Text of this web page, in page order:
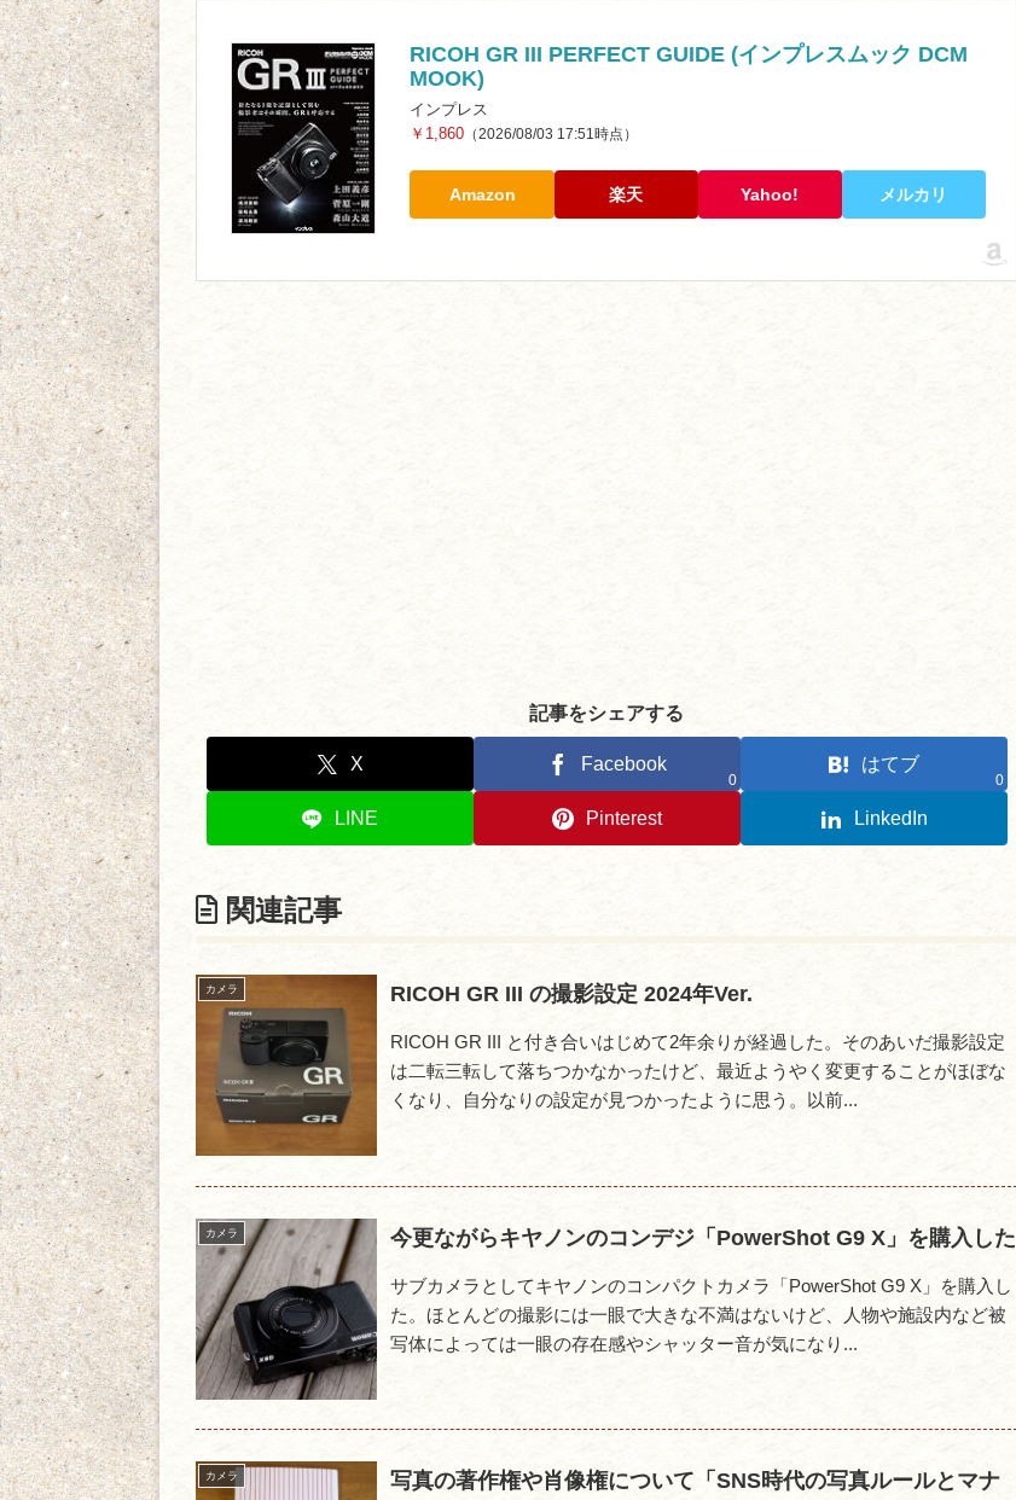
RICOH GR III PERFECT GUIDE (インプレスムック DCM
MOOK)
インプレス
￥1,860 （2026/08/03 17:51時点）
Amazon 楽天 Yahoo! メルカリ
記事をシェアする
X Facebook
0
はてブ
0
LINE Pinterest LinkedIn
関連記事
カメラ RICOH GR III の撮影設定 2024年Ver.
RICOH GR III と付き合いはじめて2年余りが経過した。そのあいだ撮影設定
は二転三転して落ちつかなかったけど、最近ようやく変更することがほぼな
くなり、自分なりの設定が見つかったように思う。以前...
カメラ 今更ながらキヤノンのコンデジ「PowerShot G9 X」を購入した
サブカメラとしてキヤノンのコンパクトカメラ「PowerShot G9 X」を購入し
た。ほとんどの撮影には一眼で大きな不満はないけど、人物や施設内など被
写体によっては一眼の存在感やシャッター音が気になり...
カメラ
写真の著作権や肖像権について「SNS時代の写真ルールとマナ